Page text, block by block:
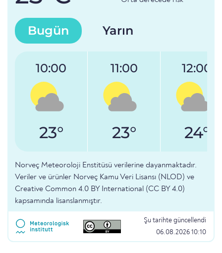
Bugün Yarın
10:00
23°
11:00
23°
12:00
24°
Norveç Meteoroloji Enstitüsü verilerine dayanmaktadır.
Veriler ve ürünler Norveç Kamu Veri Lisansı (NLOD) ve
Creative Common 4.0 BY International (CC BY 4.0)
kapsamında lisanslanmıştır.
Şu tarihte güncellendi
06.08.2026 10:10